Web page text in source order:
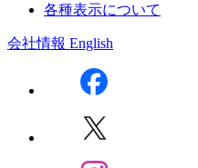
各種表示について
会社情報 English